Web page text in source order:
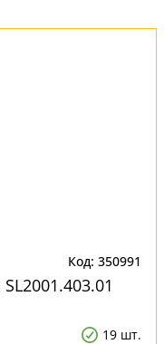
Код: 350991
19 шт.